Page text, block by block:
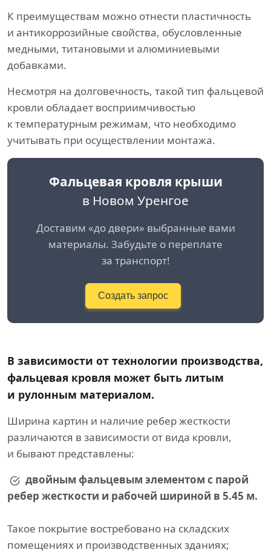
К преимуществам можно отнести пластичность
и антикоррозийные свойства, обусловленные
медными, титановыми и алюминиевыми
добавками.
Несмотря на долговечность, такой тип фальцевой
кровли обладает восприимчивостью
к температурным режимам, что необходимо
учитывать при осуществлении монтажа.
Фальцевая кровля крыши
в Новом Уренгое
Доставим «до двери» выбранные вами
материалы. Забудьте о переплате
за транспорт!
Создать запрос
В зависимости от технологии производства,
фальцевая кровля может быть литым
и рулонным материалом.
Ширина картин и наличие ребер жесткости
различаются в зависимости от вида кровли,
и бывают представлены:
двойным фальцевым элементом с парой
ребер жесткости и рабочей шириной в 5.45 м.
Такое покрытие востребовано на складских
помещениях и производственных зданиях;